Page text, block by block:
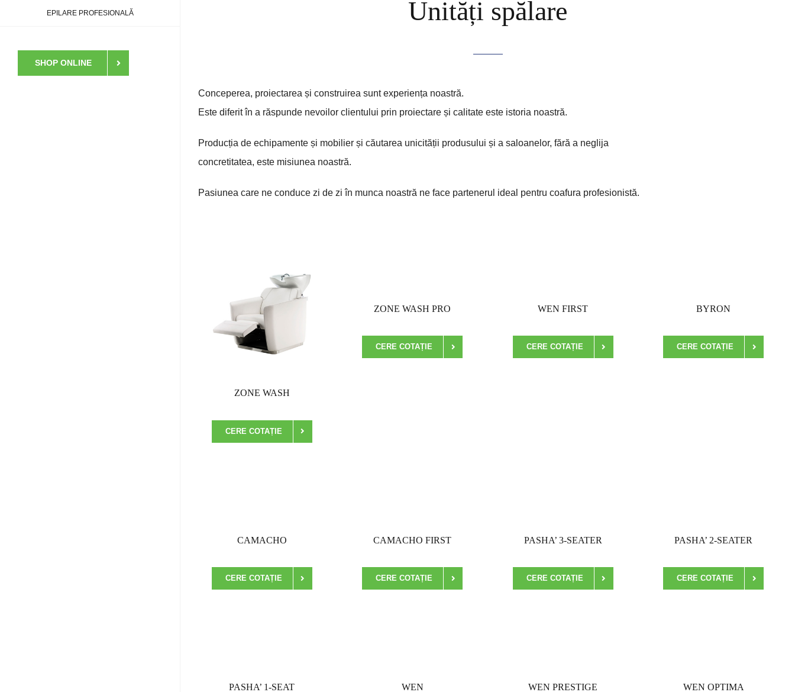
EPILARE PROFESIONALĂ
SHOP ONLINE
Unități spălare
Conceperea, proiectarea și construirea sunt experiența noastră.
Este diferit în a răspunde nevoilor clientului prin proiectare și calitate este istoria noastră.
Producția de echipamente și mobilier și căutarea unicității produsului și a saloanelor, fără a neglija
concretitatea, este misiunea noastră.
Pasiunea care ne conduce zi de zi în munca noastră ne face partenerul ideal pentru coafura profesionistă.
ZONE WASH
CERE COTAȚIE
ZONE WASH PRO
CERE COTAȚIE
WEN FIRST
CERE COTAȚIE
BYRON
CERE COTAȚIE
CAMACHO
CERE COTAȚIE
CAMACHO FIRST
CERE COTAȚIE
PASHA’ 3-SEATER
CERE COTAȚIE
PASHA’ 2-SEATER
CERE COTAȚIE
PASHA’ 1-SEAT WEN WEN PRESTIGE WEN OPTIMA